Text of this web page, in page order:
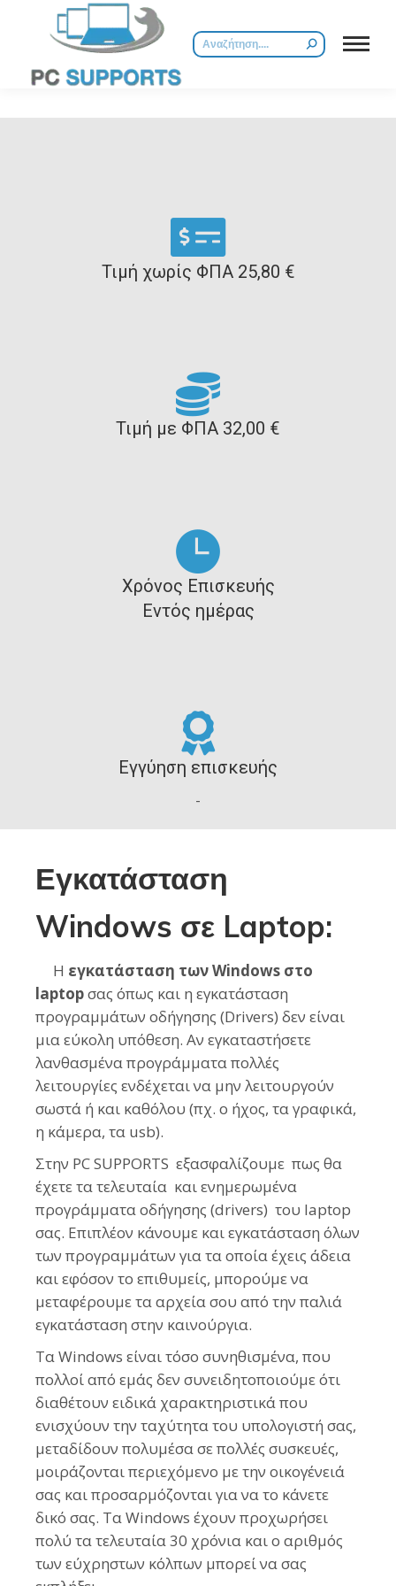
Τιμή χωρίς ΦΠΑ 25,80 €
Τιμή με ΦΠΑ 32,00 €
Χρόνος Επισκευής
Εντός ημέρας
Εγγύηση επισκευής
-
Εγκατάσταση
Windows σε Laptop:
Η εγκατάσταση των Windows στο
laptopσας όπως και η εγκατάσταση
προγραμμάτων οδήγησης (Drivers) δεν είναι
μια εύκολη υπόθεση. Αν εγκαταστήσετε
λανθασμένα προγράμματα πολλές
λειτουργίες ενδέχεται να μην λειτουργούν
σωστά ή και καθόλου (πχ. ο ήχος, τα γραφικά,
η κάμερα, τα usb).
Στην PC SUPPORTS εξασφαλίζουμε πως θα
έχετε τα τελευταία και ενημερωμένα
προγράμματα οδήγησης (drivers) του laptop
σας. Επιπλέον κάνουμε και εγκατάσταση όλων
των προγραμμάτων για τα οποία έχεις άδεια
και εφόσον το επιθυμείς, μπορούμε να
μεταφέρουμε τα αρχεία σου από την παλιά
εγκατάσταση στην καινούργια.
Τα Windows είναι τόσο συνηθισμένα, που
πολλοί από εμάς δεν συνειδητοποιούμε ότι
διαθέτουν ειδικά χαρακτηριστικά που
ενισχύουν την ταχύτητα του υπολογιστή σας,
μεταδίδουν πολυμέσα σε πολλές συσκευές,
μοιράζονται περιεχόμενο με την οικογένειά
σας και προσαρμόζονται για να το κάνετε
δικό σας. Τα Windows έχουν προχωρήσει
πολύ τα τελευταία 30 χρόνια και ο αριθμός
των εύχρηστων κόλπων μπορεί να σας